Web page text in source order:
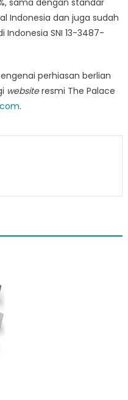
sama dengan standar
Indonesia dan juga sudah
SNI 13-3487-
perhiasan berlian
websiteresmi The Palace
.